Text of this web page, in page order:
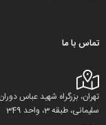
تماس با ما
تهران، بزرگراه شهید عباس
سلیمانی، طبقه 3، واحد 349